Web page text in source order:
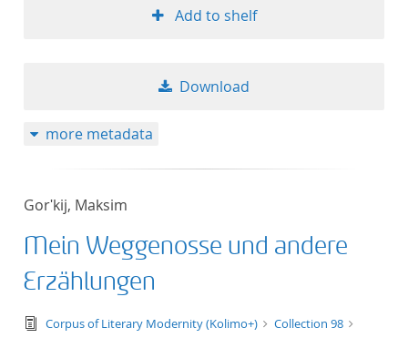
Add to shelf
Download
more metadata
Gorʹkij, Maksim
Mein Weggenosse und andere
Erzählungen
text/tg.edition+tg.aggregation+xml
Corpus of Literary Modernity (Kolimo+)
Collection 98